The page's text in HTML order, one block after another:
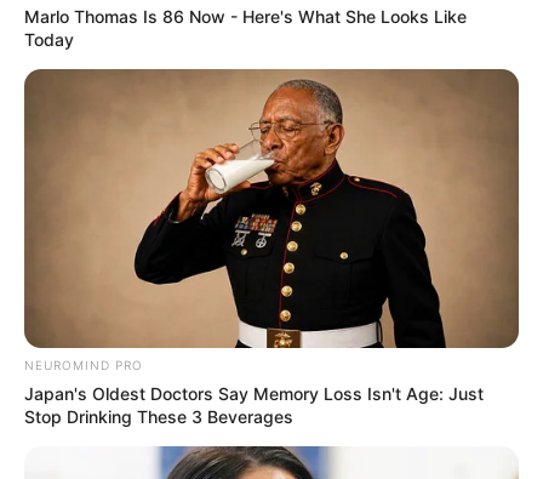
Marlo Thomas Is 86 Now - Here's What She Looks Like
Today
NEUROMIND PRO
Japan's Oldest Doctors Say Memory Loss Isn't Age: Just
Stop Drinking These 3 Beverages